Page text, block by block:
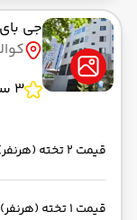
جی
3 ستاره
قیمت 2 تخته (هرنفر)
قیمت 1 تخته (هرنفر)